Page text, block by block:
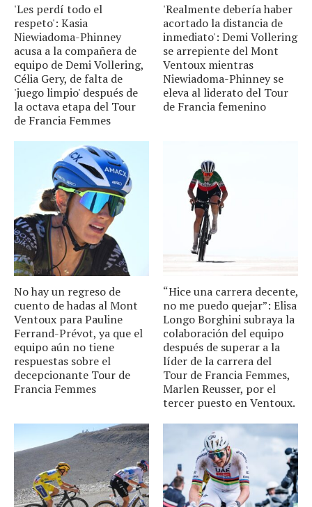
'Les perdí todo el
respeto': Kasia
Niewiadoma-Phinney
acusa a la compañera de
equipo de Demi Vollering,
Célia Gery, de falta de
'juego limpio' después de
la octava etapa del Tour
de Francia Femmes
'Realmente debería haber
acortado la distancia de
inmediato': Demi Vollering
se arrepiente del Mont
Ventoux mientras
Niewiadoma-Phinney se
eleva al liderato del Tour
de Francia femenino
No hay un regreso de
cuento de hadas al Mont
Ventoux para Pauline
Ferrand-Prévot, ya que el
equipo aún no tiene
respuestas sobre el
decepcionante Tour de
Francia Femmes
“Hice una carrera decente,
no me puedo quejar”: Elisa
Longo Borghini subraya la
colaboración del equipo
después de superar a la
líder de la carrera del
Tour de Francia Femmes,
Marlen Reusser, por el
tercer puesto en Ventoux.